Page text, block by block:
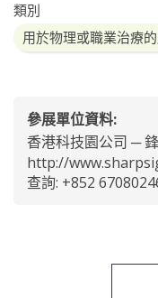
類別
用於物理或職業治療
參展單位資料:
香港科技園公司 ─
http://
查詢: +852